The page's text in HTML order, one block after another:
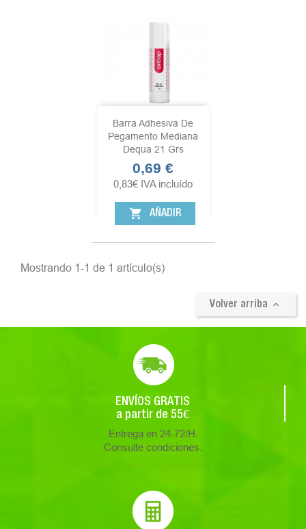
Barra Adhesiva De
Pegamento Mediana
Dequa 21 Grs
Precio
0,69 €
0,83€ IVA incluído
shopping_cart AÑADIR
Mostrando 1-1 de 1 artículo(s)
Volver arriba 
ENVÍOS GRATIS
a partir de 55€
Entrega en 24-72/H.
Consulte condiciones.